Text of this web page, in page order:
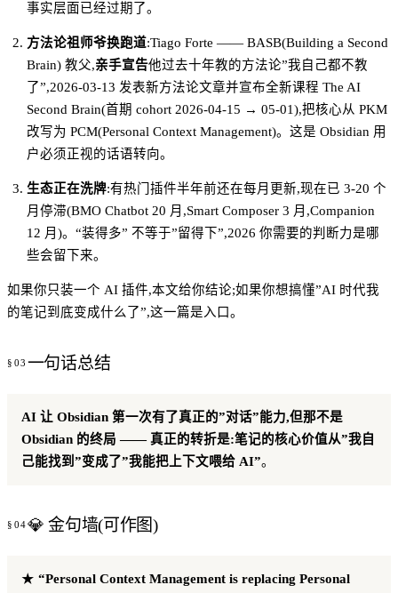
事实层面已经过期了。
方法论祖师爷换跑道:Tiago Forte —— BASB(Building a Second
Brain) 教父,亲手宣告他过去十年教的方法论”我自己都不教
了”,2026-03-13 发表新方法论文章并宣布全新课程 The AI
Second Brain(首期 cohort 2026-04-15 → 05-01),把核心从 PKM
改写为 PCM(Personal Context Management)。这是 Obsidian 用
户必须正视的话语转向。
生态正在洗牌:有热门插件半年前还在每月更新,现在已 3-20 个
月停滞(BMO Chatbot 20 月,Smart Composer 3 月,Companion
12 月)。“装得多” 不等于”留得下”,2026 你需要的判断力是哪
些会留下来。
如果你只装一个 AI 插件,本文给你结论;如果你想搞懂”AI 时代我
的笔记到底变成什么了”,这一篇是入口。
一句话总结
AI 让 Obsidian 第一次有了真正的”对话”能力,但那不是
Obsidian 的终局 —— 真正的转折是:笔记的核心价值从”我自
己能找到”变成了”我能把上下文喂给 AI”。
💎 金句墙(可作图)
★ “Personal Context Management is replacing Personal